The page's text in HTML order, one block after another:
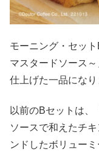
モーニング・セッ
マスタードソース
仕上げた一品になり
以前のBセットは、
ソースで和えたチ
ンドしたボリューミ